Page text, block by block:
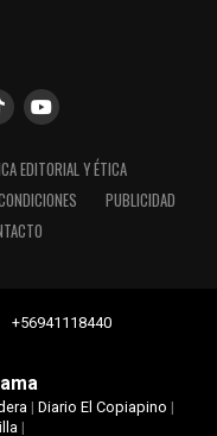
EDITORIAL Y ÉTICA
PUBLICIDAD
| Diario El Copiapino |
|